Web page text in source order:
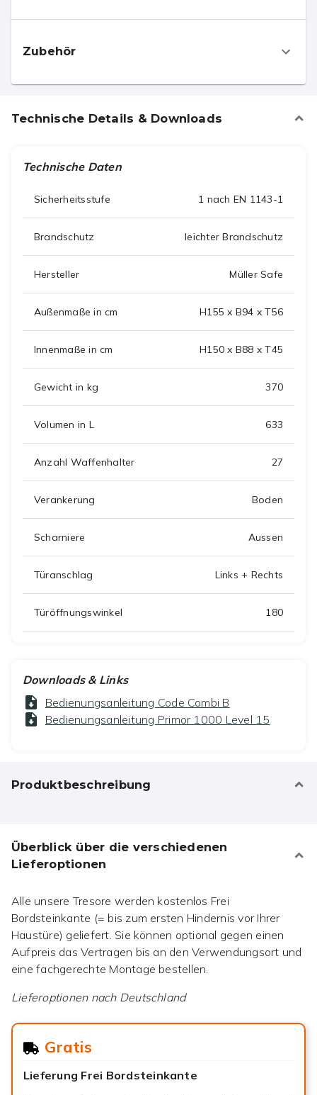
Zubehör
Technische Details & Downloads
Technische Daten
Sicherheitsstufe 1 nach EN 1143-1
Brandschutz leichter Brandschutz
Hersteller Müller Safe
Außenmaße in cm H155 x B94 x T56
Innenmaße in cm H150 x B88 x T45
Gewicht in kg 370
Volumen in L 633
Anzahl Waffenhalter 27
Verankerung Boden
Scharniere Aussen
Türanschlag Links + Rechts
Türöffnungswinkel 180
Downloads & Links
Bedienungsanleitung Code Combi B
Bedienungsanleitung Primor 1000 Level 15
Produktbeschreibung
Überblick über die verschiedenen
Lieferoptionen
Alle unsere Tresore werden kostenlos Frei
Bordsteinkante (= bis zum ersten Hindernis vor Ihrer
Haustüre) geliefert. Sie können optional gegen einen
Aufpreis das Vertragen bis an den Verwendungsort und
eine fachgerechte Montage bestellen.
Lieferoptionen nach Deutschland
Gratis
Lieferung Frei Bordsteinkante